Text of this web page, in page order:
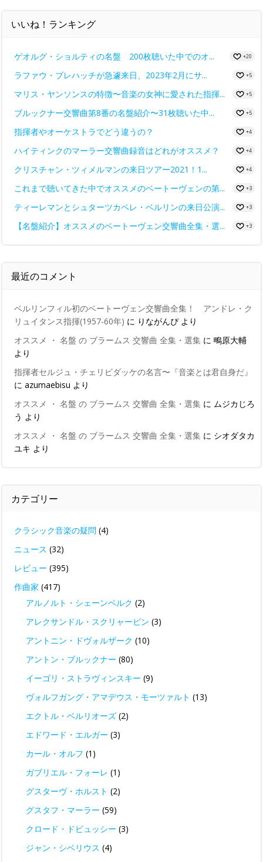
いいね！ランキング
ゲオルグ・ショルティの名盤 200枚聴いた中でのオ... +20
ラファウ・ブレハッチが急遽来日、2023年2月にサ... +5
マリス・ヤンソンスの特徴〜音楽の女神に愛された指揮... +5
ブルックナー交響曲第8番の名盤紹介〜31枚聴いた中... +5
指揮者やオーケストラでどう違うの？ +4
ハイティンクのマーラー交響曲録音はどれがオススメ？ +4
クリスチャン・ツィメルマンの来日ツアー2021！1... +4
これまで聴いてきた中でオススメのベートーヴェンの第... +3
ティーレマンとシュターツカペレ・ベルリンの来日公演... +3
【名盤紹介】オススメのベートーヴェン交響曲全集・選... +3
最近のコメント
ベルリンフィル初のベートーヴェン交響曲全集！ アンドレ・ク
リュイタンス指揮(1957-60年) に りながんぴより
オススメ ・ 名盤 の ブラームス 交響曲 全集・選集 に 鴫原大輔
より
指揮者セルジュ・チェリビダッケの名言〜『音楽とは君自身だ』
に azumaebisu より
オススメ ・ 名盤 の ブラームス 交響曲 全集・選集 に ムジカじろ
う より
オススメ ・ 名盤 の ブラームス 交響曲 全集・選集 に シオダタカ
ユキ より
カテゴリー
クラシック音楽の疑問 (4)
ニュース (32)
レビュー (395)
作曲家 (417)
アルノルト・シェーンベルク (2)
アレクサンドル・スクリャービン (3)
アントニン・ドヴォルザーク (10)
アントン・ブルックナー (80)
イーゴリ・ストラヴィンスキー (9)
ヴォルフガング・アマデウス・モーツァルト (13)
エクトル・ベルリオーズ (2)
エドワード・エルガー (3)
カール・オルフ (1)
ガブリエル・フォーレ (1)
グスターヴ・ホルスト (2)
グスタフ・マーラー (59)
クロード・ドビュッシー (3)
ジャン・シベリウス (4)